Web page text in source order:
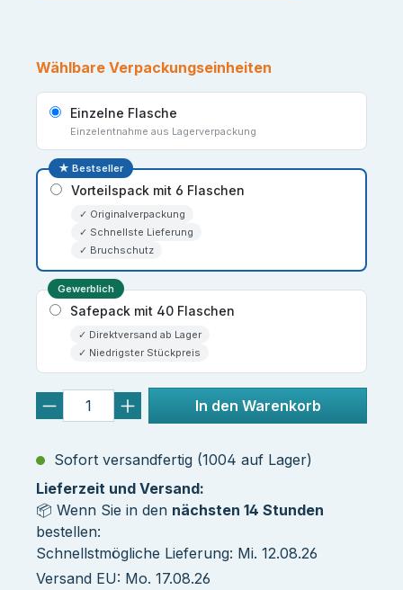
Wählbare Verpackungseinheiten
Einzelne Flasche
Einzelentnahme aus Lagerverpackung
★ Bestseller
Vorteilspack mit 6 Flaschen
✓ Originalverpackung
✓ Schnellste Lieferung
✓ Bruchschutz
Gewerblich
Safepack mit 40 Flaschen
✓ Direktversand ab Lager
✓ Niedrigster Stückpreis
In den Warenkorb
Sofort versandfertig (1004 auf Lager)
Lieferzeit und Versand:
📦 Wenn Sie in den nächsten 14 Stunden
bestellen:
Schnellstmögliche Lieferung: Mi. 12.08.26
Versand EU: Mo. 17.08.26